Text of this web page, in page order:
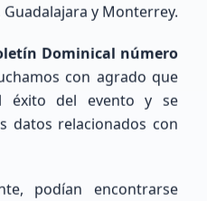
y Monterrey.
Dominical número
con agrado que
éxito del evento y se
datos relacionados con
podían encontrarse